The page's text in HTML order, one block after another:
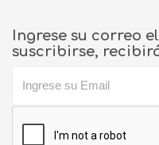
Ingrese su correo
suscribirse,